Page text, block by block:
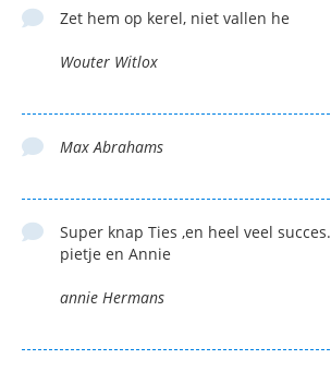
Zet hem op kerel, niet vallen he
Wouter Witlox
Max Abrahams
Super knap Ties ,en heel veel succes.
pietje en Annie
annie Hermans